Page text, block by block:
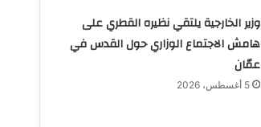
وزير الخارجية يلتقي نظيره القطري على
هامش الاجتماع الوزاري حول القدس في
عمّان
5 أغسطس، 2026